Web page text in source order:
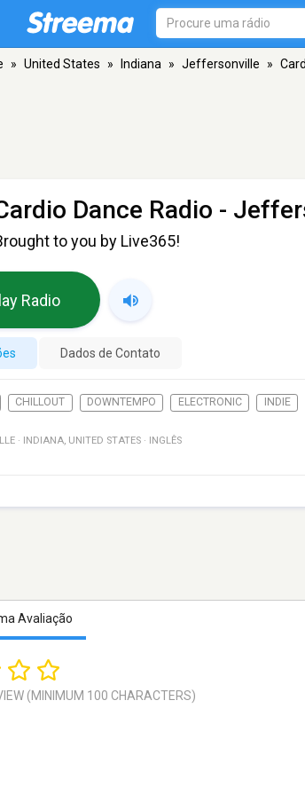
» United States » Indiana » Jeffersonville »
Dance Radio -
to you by Live365!
Radio
Dados de Contato
CHILLOUT DOWNTEMPO ELECTRONIC INDIE
· INDIANA, UNITED STATES · INGLÊS
Avaliação